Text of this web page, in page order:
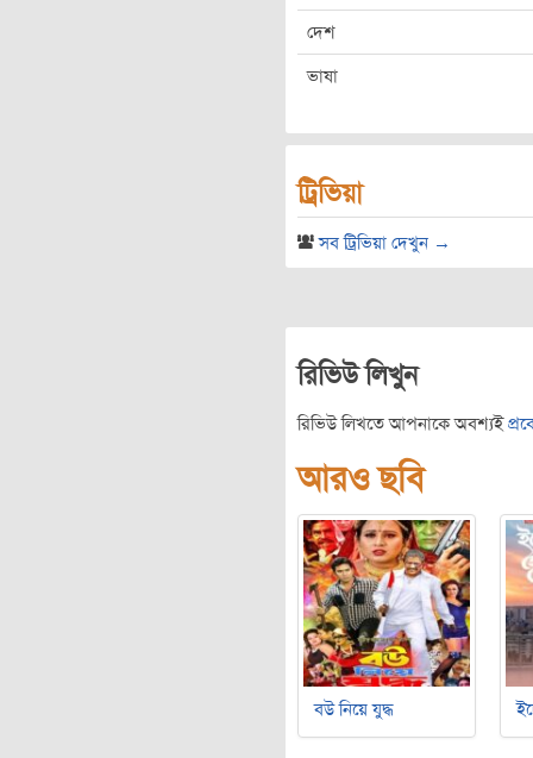
দেশ
ভাষা
ট্রিভিয়া
সব ট্রিভিয়া দেখুন →
রিভিউ লিখুন
রিভিউ লিখতে আপনাকে অবশ্যই
আরও ছবি
বউ নিয়ে যুদ্ধ